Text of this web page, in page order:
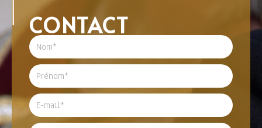
CONTACT